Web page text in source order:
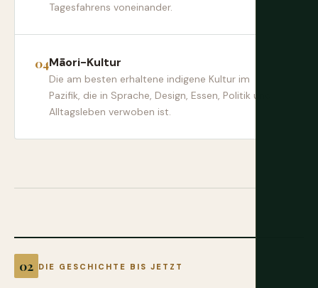
Tagesfahrens voneinander.
Māori-Kultur
Die am besten erhaltene indigene Kultur im
Pazifik, die in Sprache, Design, Essen, Politik und
Alltagsleben verwoben ist.
DIE GESCHICHTE BIS JETZT